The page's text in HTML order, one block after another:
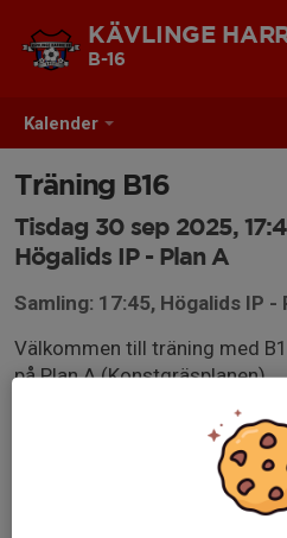
Kalender
KÄVLINGE
B-16
Träning B16
Tisdag 30 sep 2025,
Högalids IP - Plan A
Samling: 17:45, Högalids IP -
Välkommen till träning med
på Plan A (Konstgräsplanen).